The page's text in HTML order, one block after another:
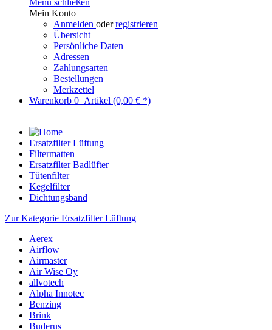
Menü schließen
Mein Konto
Anmelden oderregistrieren
Übersicht
Persönliche Daten
Adressen
Zahlungsarten
Bestellungen
Merkzettel
Warenkorb 0 Artikel (0,00 € *)
Ersatzfilter Lüftung
Filtermatten
Ersatzfilter Badlüfter
Tütenfilter
Kegelfilter
Dichtungsband
Zur Kategorie Ersatzfilter Lüftung
Aerex
Airflow
Airmaster
Air Wise Oy
allvotech
Alpha Innotec
Benzing
Brink
Buderus